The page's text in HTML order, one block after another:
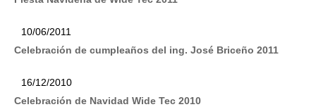
10/06/2011
Celebración de cumpleaños del ing. José Briceño 2011
16/12/2010
Celebración de Navidad Wide Tec 2010